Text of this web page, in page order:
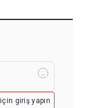
giriş yapın